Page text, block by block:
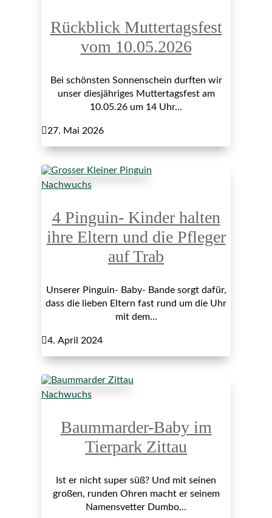
Rückblick Muttertagsfest
vom 10.05.2026
Bei schönsten Sonnenschein durften wir
unser diesjähriges Muttertagsfest am
10.05.26 um 14 Uhr...
27. Mai 2026
Nachwuchs
4 Pinguin- Kinder halten
ihre Eltern und die Pfleger
auf Trab
Unserer Pinguin- Baby- Bande sorgt dafür,
dass die lieben Eltern fast rund um die Uhr
mit dem...
4. April 2024
Nachwuchs
Baummarder-Baby im
Tierpark Zittau
Ist er nicht super süß? Und mit seinen
großen, runden Ohren macht er seinem
Namensvetter Dumbo...